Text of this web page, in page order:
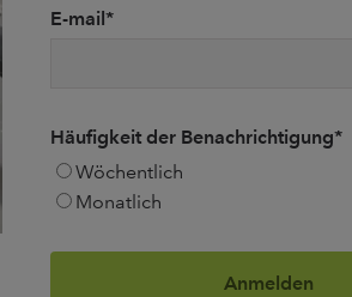
E-mail *
Häufigkeit der Benachrichtigung*
Wöchentlich
Monatlich